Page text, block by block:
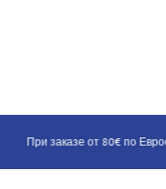
При заказе от 80€ по